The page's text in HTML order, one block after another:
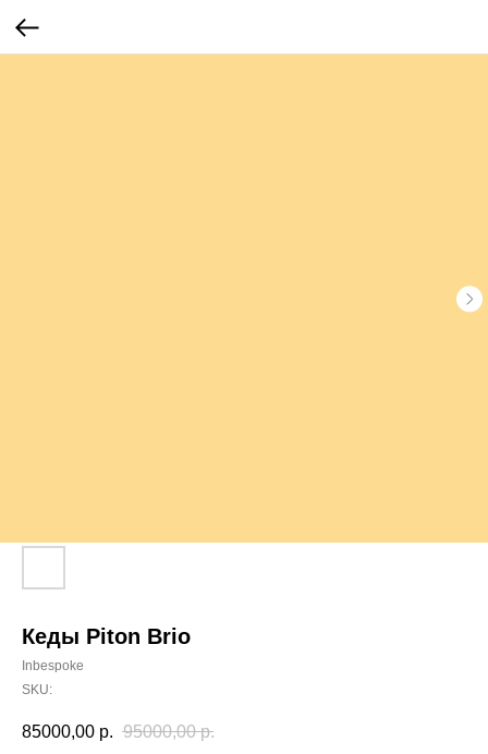
Кеды Piton Brio
Inbespoke
SKU:
85000,00 р. 95000,00 р.